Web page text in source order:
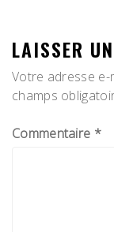
LAISSER
Votre adresse e-
champs
Commentaire *